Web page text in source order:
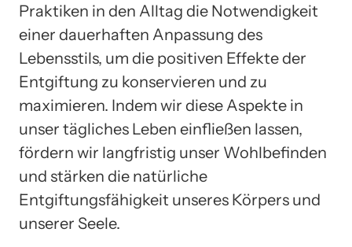
Praktiken in den Alltag die Notwendigkeit
einer dauerhaften Anpassung des
Lebensstils, um die positiven Effekte der
Entgiftung zu konservieren und zu
maximieren. Indem wir diese Aspekte in
unser tägliches Leben einfließen lassen,
fördern wir langfristig unser Wohlbefinden
und stärken die natürliche
Entgiftungsfähigkeit unseres Körpers und
unserer Seele.